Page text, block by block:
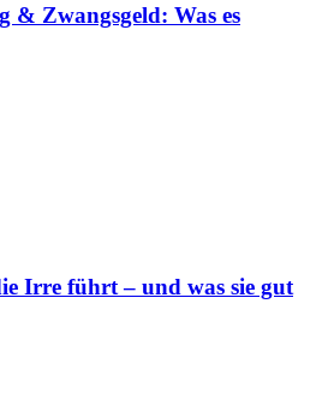
& Zwangsgeld: Was es
Irre führt – und was sie gut